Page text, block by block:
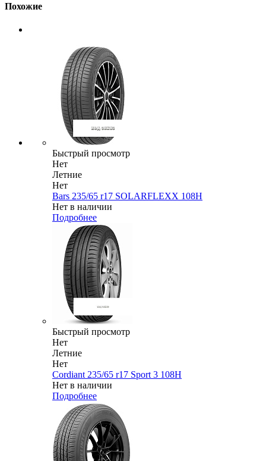
Похожие
Быстрый просмотр
Нет
Летние
Нет
Bars 235/65 r17 SOLARFLEXX 108H
Нет в наличии
Подробнее
Быстрый просмотр
Нет
Летние
Нет
Cordiant 235/65 r17 Sport 3 108H
Нет в наличии
Подробнее